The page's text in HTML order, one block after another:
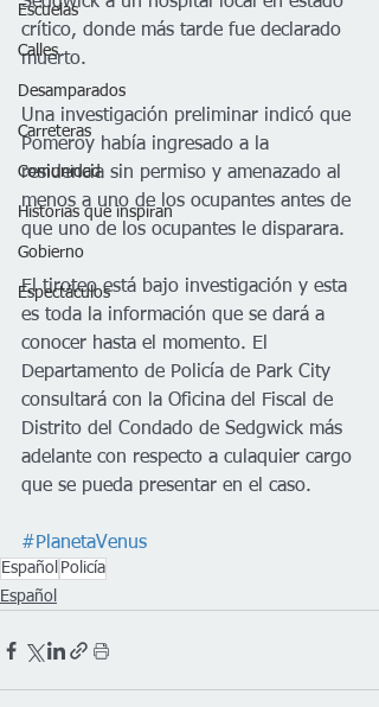
Escuelas
Calles
Desamparados
Carreteras
Comunidad
Historias que inspiran
Gobierno
Espectáculos
crítico, donde más tarde fue declarado
muerto.
Una investigación preliminar indicó que
Pomeroy había ingresado a la
residencia sin permiso y amenazado al
menos a uno de los ocupantes antes de
que uno de los ocupantes le disparara.
El tiroteo está bajo investigación y esta
es toda la información que se dará a
conocer hasta el momento. El
Departamento de Policía de Park City
consultará con la Oficina del Fiscal de
Distrito del Condado de Sedgwick más
adelante con respecto a culaquier cargo
que se pueda presentar en el caso.
#PlanetaVenus
Español Policía
Español